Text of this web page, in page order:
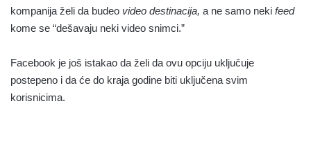
kompanija želi da budeo video destinacija, a ne samo neki feed
kome se “dešavaju neki video snimci.”
Facebook je još istakao da želi da ovu opciju uključuje
postepeno i da će do kraja godine biti uključena svim
korisnicima.